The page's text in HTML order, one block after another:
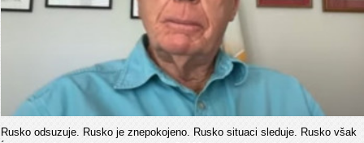
Rusko odsuzuje. Rusko je znepokojeno. Rusko situaci sleduje. Rusko však